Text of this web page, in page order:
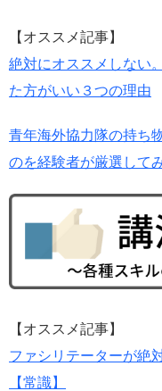
【オススメ記事】
絶対にオススメしない
た方がいい３つの理由
青年海外協力隊の持ち
のを経験者が厳選して
【オススメ記事】
ファシリテーターが絶
【常識】